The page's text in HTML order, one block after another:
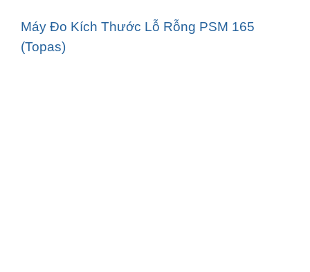
Máy Đo Kích Thước Lỗ Rỗng PSM 165
(Topas)